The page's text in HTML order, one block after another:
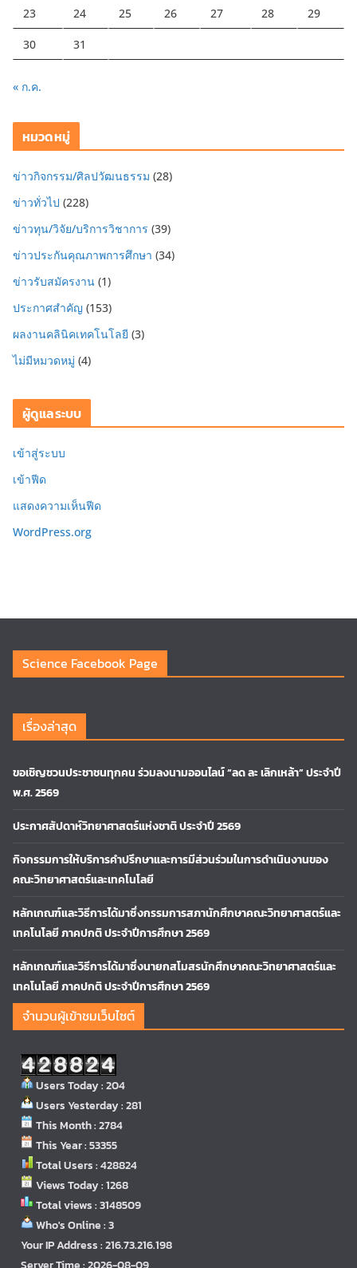
23 24 25 26 27 28 29
30 31
« ก.ค.
หมวดหมู่
ข่าวกิจกรรม/ศิลปวัฒนธรรม (28)
ข่าวทั่วไป (228)
ข่าวทุน/วิจัย/บริการวิชาการ (39)
ข่าวประกันคุณภาพการศึกษา (34)
ข่าวรับสมัครงาน (1)
ประกาศสำคัญ (153)
ผลงานคลินิคเทคโนโลยี (3)
ไม่มีหมวดหมู่ (4)
ผู้ดูแลระบบ
เข้าสู่ระบบ
เข้าฟีด
แสดงความเห็นฟีด
WordPress.org
Science Facebook Page
เรื่องล่าสุด
ขอเชิญชวนประชาชนทุกคน ร่วมลงนามออนไลน์ “ลด ละ เลิกเหล้า” ประจำปี
พ.ศ. 2569
ประกาศสัปดาห์วิทยาศาสตร์แห่งชาติ ประจำปี 2569
กิจกรรมการให้บริการคำปรึกษาและการมีส่วนร่วมในการดำเนินงานของ
คณะวิทยาศาสตร์และเทคโนโลยี
หลักเกณฑ์และวิธีการได้มาซึ่งกรรมการสภานักศึกษาคณะวิทยาศาสตร์และ
เทคโนโลยี ภาคปกติ ประจำปีการศึกษา 2569
หลักเกณฑ์และวิธีการได้มาซึ่งนายกสโมสรนักศึกษาคณะวิทยาศาสตร์และ
เทคโนโลยี ภาคปกติ ประจำปีการศึกษา 2569
จำนวนผู้เข้าชมเว็บไซต์
Users Today : 204
Users Yesterday : 281
This Month : 2784
This Year : 53355
Total Users : 428824
Views Today : 1268
Total views : 3148509
Who's Online : 3
Your IP Address : 216.73.216.198